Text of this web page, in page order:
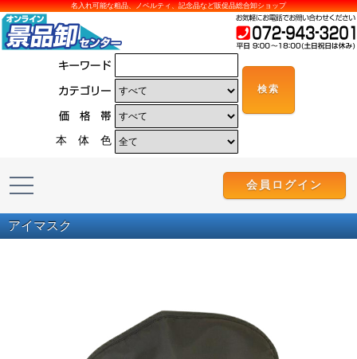
名入れ可能な粗品、ノベルティ、記念品など販促品総合卸ショップ
本 体 色
会員ログイン
アイマスク